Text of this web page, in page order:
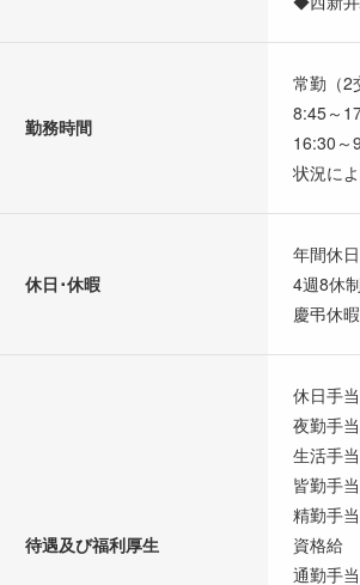
勤務時間
常勤（2
8:45～
16:30～
状況に
休日･休暇
年間休
4週8休
慶弔休
待遇及び福利厚生
休日手
夜勤手
生活手
皆勤手
精勤手
資格給
通勤手